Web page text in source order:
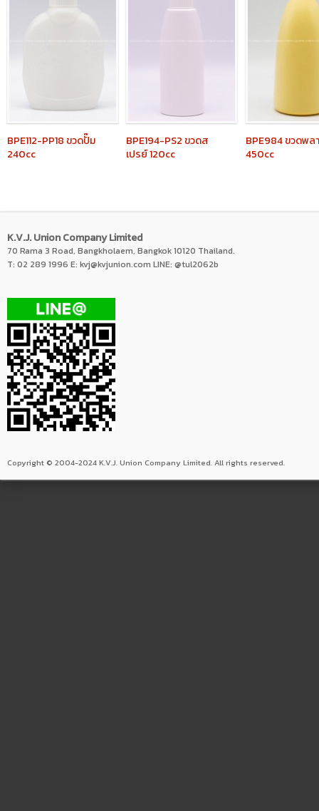
BPE112-PP18 ขวดปั๊ม
240cc
BPE194-PS2 ขวดส
เปรย์ 120cc
BPE984ขวดพล
450cc
K.V.J. Union Company Limited
70 Rama 3 Road, Bangkholaem, Bangkok 10120 Thailand.
T: 02 289 1996 E: kvj@kvjunion.com LINE: @tul2062b
Copyright © 2004-2024 K.V.J. Union Company Limited. All rights reserved.